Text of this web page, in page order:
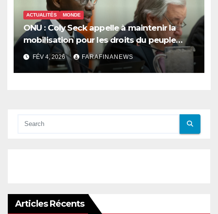
ACTUALITÉS MONDE
ONU : Coly Seck appelle à maintenir la
mobilisation pour les droits du peuple
palestinien
FÉV 4, 2026 FARAFINANEWS
Articles Récents